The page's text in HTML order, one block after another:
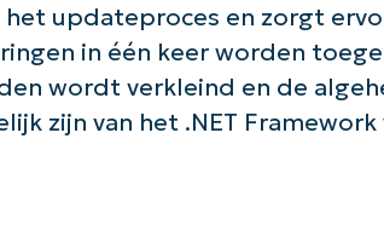
het updateproces en zorgt
in één keer worden
wordt verkleind en de
zijn van het .NET